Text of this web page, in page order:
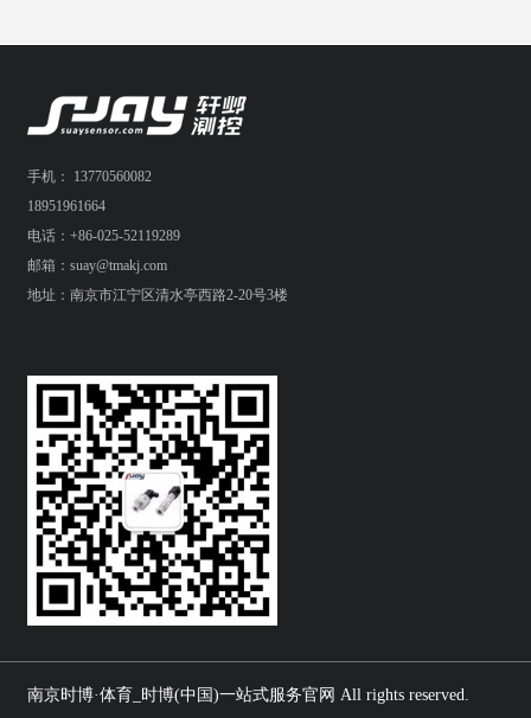
手机： 13770560082
18951961664
电话：+86-025-52119289
邮箱：suay@tmakj.com
地址：南京市江宁区清水亭西路2-20号3楼
南京时博·体育_时博(中国)一站式服务官网 All rights reserved.